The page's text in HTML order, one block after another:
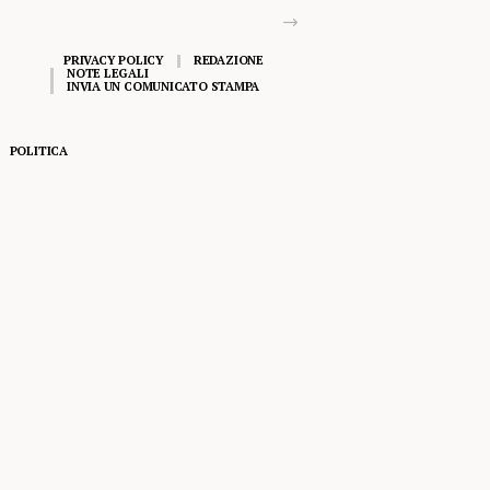
PRIVACY POLICY
REDAZIONE
NOTE LEGALI
INVIA UN COMUNICATO STAMPA
POLITICA